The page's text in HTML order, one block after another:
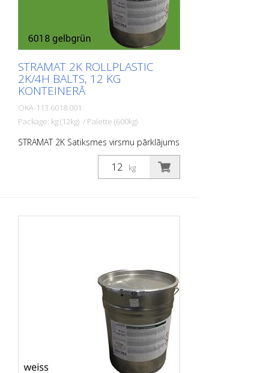
STRAMAT 2K ROLLPLASTIC
2K/4H BALTS, 12 KG
KONTEINERĀ
OKA-113.6018.001
Package: kg (12kg) / Palette (600kg)
STRAMAT 2K Satiksmes virsmu pārklājums
ir reaktīva daudzkomponentu aukstā
plastmasas sistēma ar izcilu
nodilumizturību un augstu pretslīdes
virsmas ir pastāvīgi elastīgas,
tiek izmantots lielu platību marķēšanas
virsmām, piemēram, veloceliņiem,
satiksmes saliņām un daudzfunkcionālām
kg